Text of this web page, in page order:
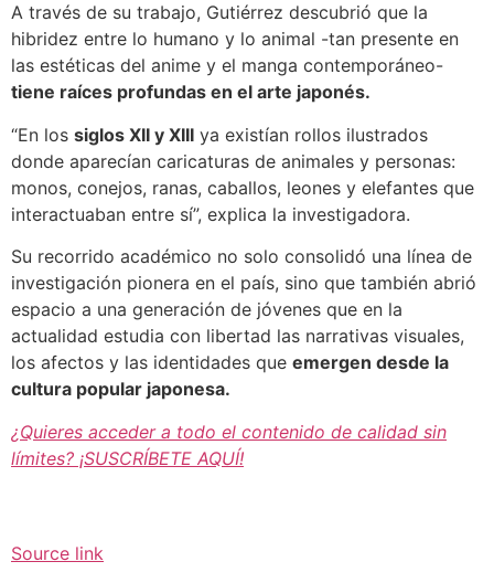
A través de su trabajo, Gutiérrez descubrió que la
hibridez entre lo humano y lo animal -tan presente en
las estéticas del anime y el manga contemporáneo-
tiene raíces profundas en el arte japonés.
“En los siglos XII y XIII ya existían rollos ilustrados
donde aparecían caricaturas de animales y personas:
monos, conejos, ranas, caballos, leones y elefantes que
interactuaban entre sí”, explica la investigadora.
Su recorrido académico no solo consolidó una línea de
investigación pionera en el país, sino que también abrió
espacio a una generación de jóvenes que en la
actualidad estudia con libertad las narrativas visuales,
los afectos y las identidades que emergen desde la
cultura popular japonesa.
¿Quieres acceder a todo el contenido de calidad sin
límites? ¡SUSCRÍBETE AQUÍ!
Source link